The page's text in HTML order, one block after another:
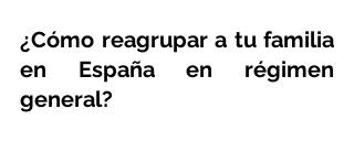
¿Cómo reagrupar a tu familia
en España en régimen
general?